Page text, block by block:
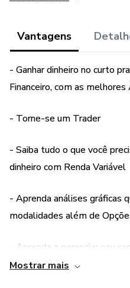
-LINHAS DE TENDÊNCIA
-ANÁLISES GRÁFICAS
IMPORTANTES (M1 M5
-OPERAÇÕES
-GATILHOS DE ENTRADA
-ISOLAMENTO E
-GERENCIAMENTO DE
IMPORTANTE: O
Vantagens
- Ganhar dinheiro no curto
Financeiro, com as
- Torne-se um Trader
- Saiba tudo o que você
dinheiro com Renda Variável
- Aprenda análises gráficas
modalidades além de
- Aprenda a gerenciar seu
Mostrar mais